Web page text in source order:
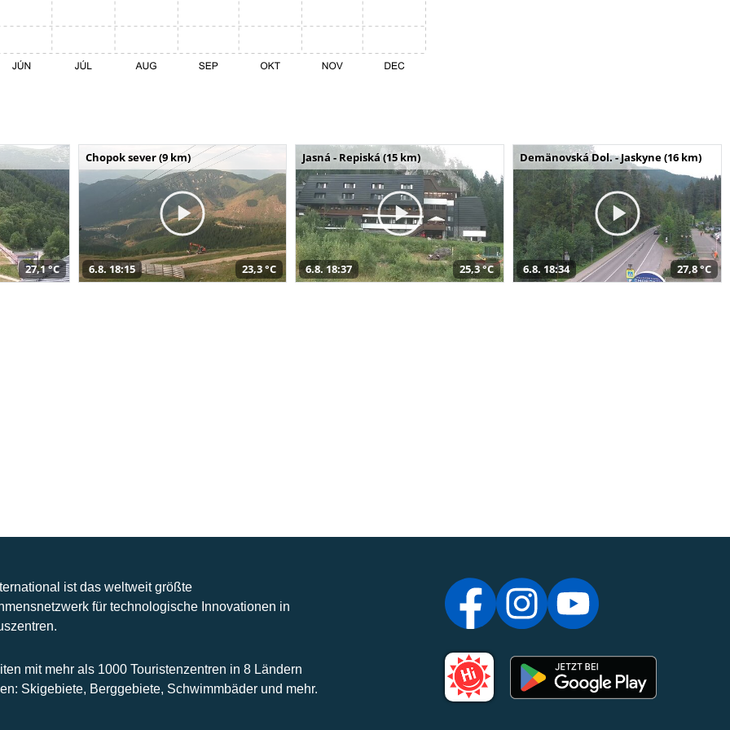
27,1 °C
Chopok sever (9 km)
6.8. 18:15 23,3 °C
Jasná - Repiská (15 km)
6.8. 18:37 25,3 °C
Demänovská Dol. - Jaskyne (16 km)
6.8. 18:34 27,8 °C
ist das weltweit größte
für technologische Innovationen in
mit mehr als 1000 Touristenzentren in 8 Ländern
Skigebiete, Berggebiete, Schwimmbäder und mehr.